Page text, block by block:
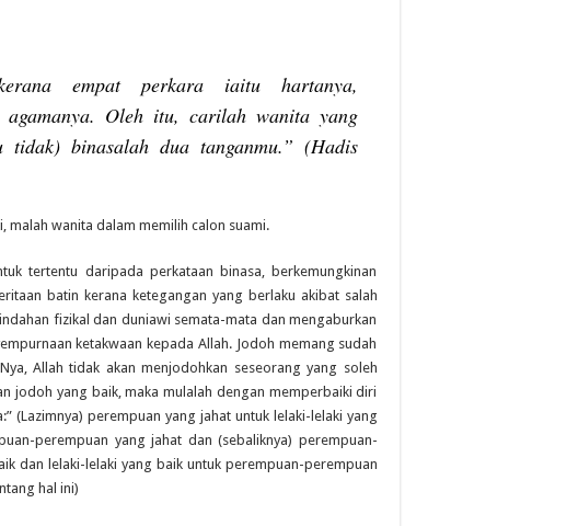
empat perkara iaitu hartanya,
agamanya. Oleh itu, carilah wanita yang
tidak) binasalah dua tanganmu.” (Hadis
malah wanita dalam memilih calon suami.
tertentu daripada perkataan binasa, berkemungkinan
batin kerana ketegangan yang berlaku akibat salah
fizikal dan duniawi semata-mata dan mengaburkan
ketakwaan kepada Allah. Jodoh memang sudah
Allah tidak akan menjodohkan seseorang yang soleh
jodoh yang baik, maka mulalah dengan memperbaiki diri
(Lazimnya) perempuan yang jahat untuk lelaki-lelaki yang
perempuan yang jahat dan (sebaliknya) perempuan-
dan lelaki-lelaki yang baik untuk perempuan-perempuan
hal ini)